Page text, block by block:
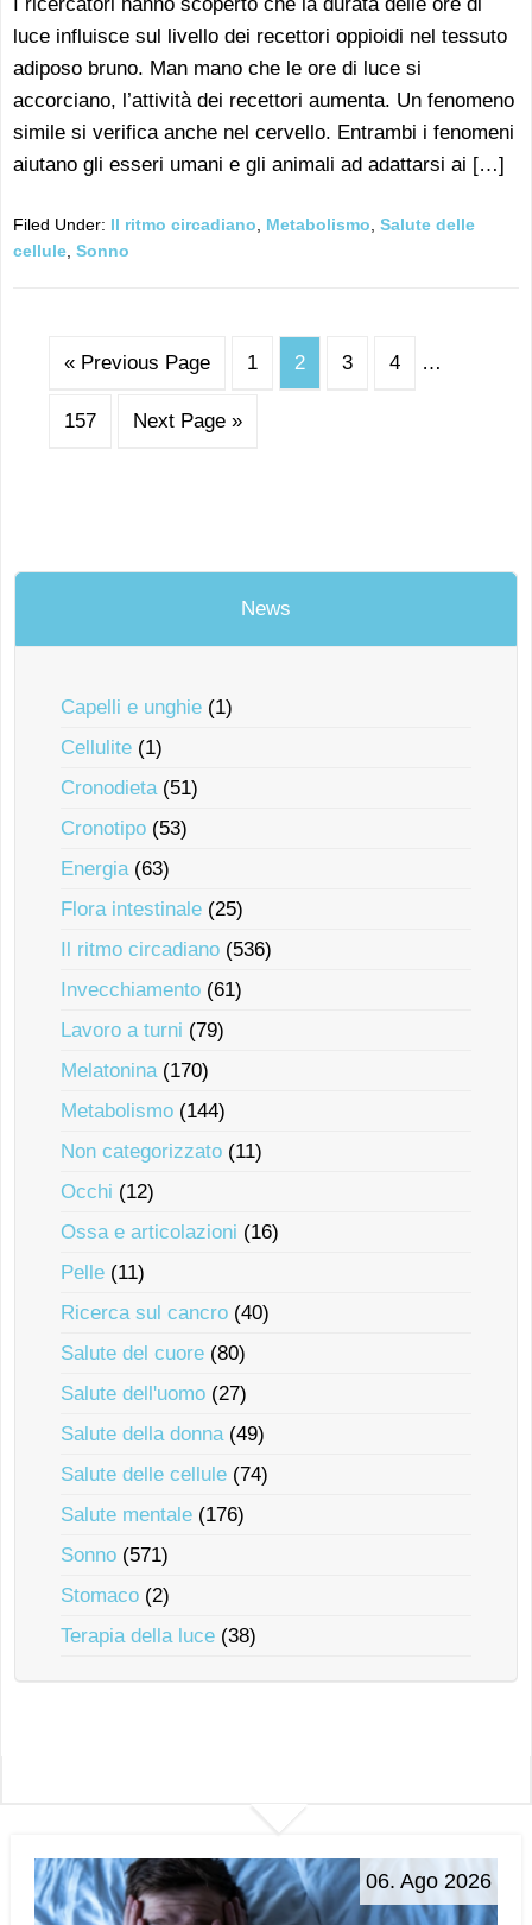
luce influisce sul livello dei recettori oppioidi nel tessuto
adiposo bruno. Man mano che le ore di luce si
accorciano, l’attività dei recettori aumenta. Un fenomeno
simile si verifica anche nel cervello. Entrambi i fenomeni
aiutano gli esseri umani e gli animali ad adattarsi ai […]
Filed Under: Il ritmo circadiano, Metabolismo, Salute delle
cellule, Sonno
« Previous Page 1 2 3 4 …
157 Next Page »
News
Capelli e unghie (1)
Cellulite (1)
Cronodieta(51)
Cronotipo (53)
Energia(63)
Flora intestinale (25)
Il ritmo circadiano (536)
Invecchiamento (61)
Lavoro a turni (79)
Melatonina(170)
Metabolismo (144)
Non categorizzato (11)
Occhi (12)
Ossa e articolazioni (16)
Pelle (11)
Ricerca sul cancro (40)
Salute del cuore (80)
Salute dell'uomo (27)
Salute della donna(49)
Salute delle cellule (74)
Salute mentale (176)
Sonno (571)
Stomaco (2)
Terapia della luce (38)
06. Ago 2026